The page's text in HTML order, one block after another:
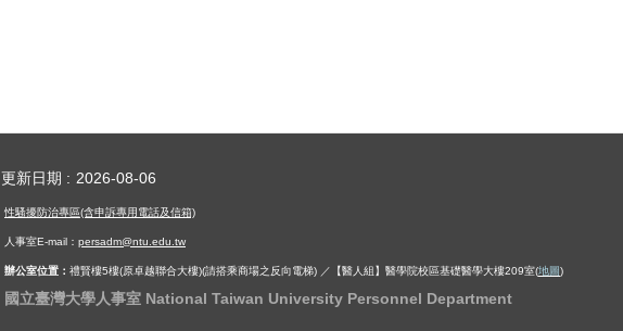
更新日期 2026-08-06
性騷擾防治專區(含申訴專用電話及信箱)
人事室E-mail： persadm@ntu.edu.tw
辦公室位置： 禮賢樓5樓(原卓越聯合大樓)(請搭乘商場之反向電梯) ／【醫人組】醫學院校區基礎醫學大樓209室(地圖)
國立臺灣大學人事室 National Taiwan University Personnel Department